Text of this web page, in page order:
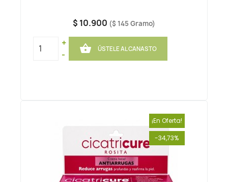
$ 10.900 ($ 145 Gramo)
+
-
 ÚSTELE AL CANASTO
¡En Oferta!
-34,73%